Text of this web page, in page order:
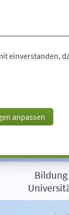
einverstanden,
anpassen
Bildung